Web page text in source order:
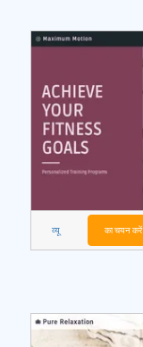
व्यू का चयन करें